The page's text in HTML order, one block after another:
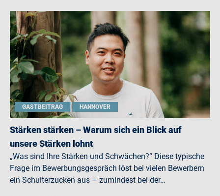
GASTBEITRAG HANNOVER
Stärken stärken – Warum sich ein Blick auf
unsere Stärken lohnt
„Was sind Ihre Stärken und Schwächen?“ Diese typische
Frage im Bewerbungsgespräch löst bei vielen Bewerbern
ein Schulterzucken aus – zumindest bei der…